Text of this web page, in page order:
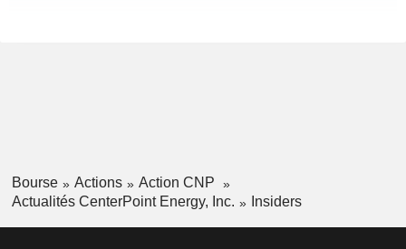
Bourse Actions
Action CNP
Actualités CenterPoint Energy, Inc.
Insiders